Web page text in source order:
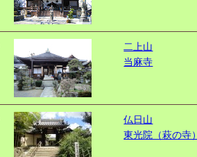
二上山
当麻寺
仏日山
東光院（萩の寺）